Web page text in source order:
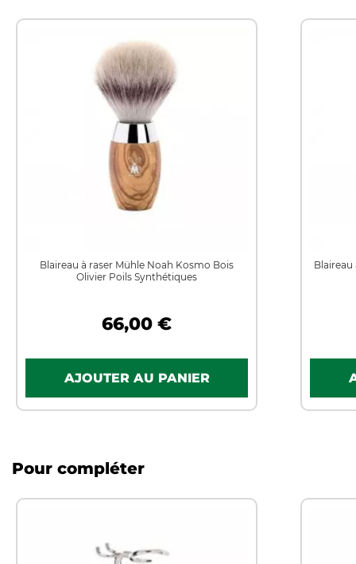
Blaireau à raser Mühle Noah Kosmo Bois
Olivier Poils Synthétiques
66,00 €
Blaireau
Pour compléter